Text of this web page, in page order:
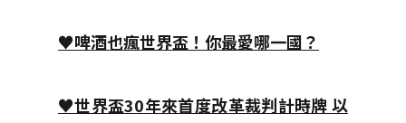
♥啤酒也瘋世界盃！你最愛哪一國？
♥世界盃30年來首度改革裁判計時牌 以